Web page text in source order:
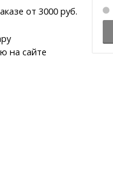
от 3000 руб.
на сайте